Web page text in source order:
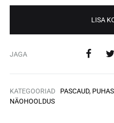
LISA
JAGA
KATEGOORIAD PASCAUD,
NÄOHOOLDUS